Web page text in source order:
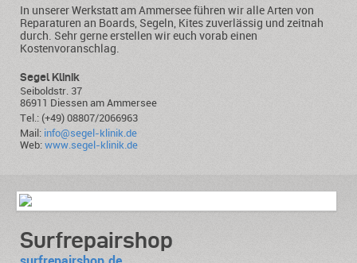
In unserer Werkstatt am Ammersee führen wir alle Arten von
Reparaturen an Boards, Segeln, Kites zuverlässig und zeitnah
durch. Sehr gerne erstellen wir euch vorab einen
Kostenvoranschlag.
Segel Klinik
Seiboldstr. 37
86911 Diessen am Ammersee
Tel.: (+49) 08807/2066963
Mail: info@segel-klinik.de
Web: www.segel-klinik.de
Surfrepairshop